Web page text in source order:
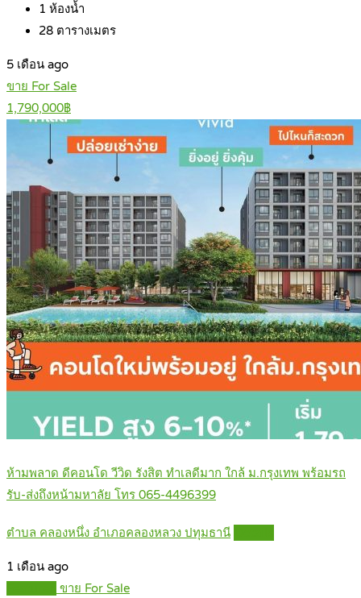
1 ห้องน้ำ
28 ตารางเมตร
5 เดือน ago
ขาย For Sale
1,790,000฿
ห้ามพลาด ดีคอนโด วีวิด รังสิต ทำเลดีมาก ใกล้ ม.กรุงเทพ พร้อมรถ
รับ-ส่งถึงหน้ามหาลัย โทร 065-4496399
ตำบล คลองหนึ่ง อำเภอคลองหลวง ปทุมธานี
1 เดือน ago
ขาย For Sale